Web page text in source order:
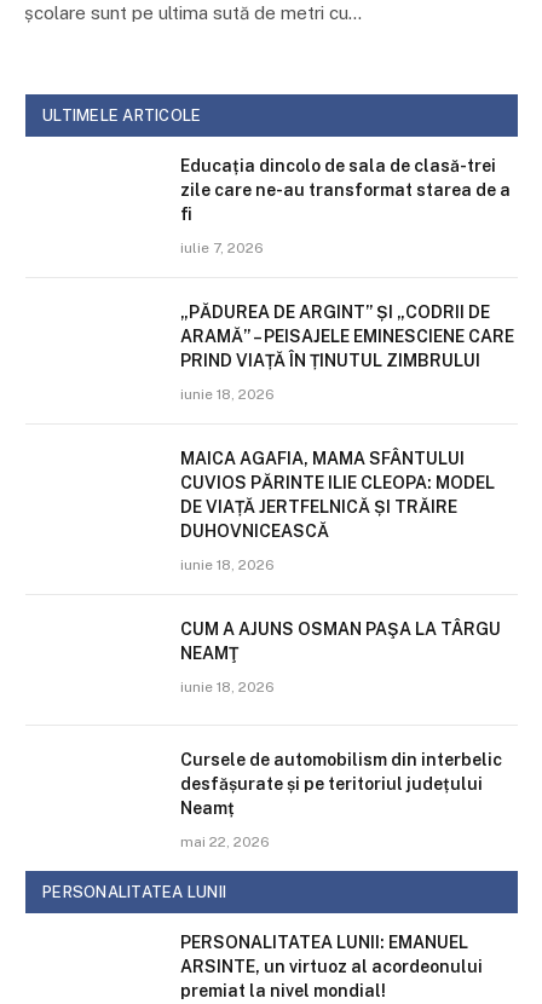
școlare sunt pe ultima sută de metri cu…
ULTIMELE ARTICOLE
Educația dincolo de sala de clasă-trei
zile care ne-au transformat starea de a
fi
iulie 7, 2026
„PĂDUREA DE ARGINT” ȘI „CODRII DE
ARAMĂ” – PEISAJELE EMINESCIENE CARE
PRIND VIAȚĂ ÎN ȚINUTUL ZIMBRULUI
iunie 18, 2026
MAICA AGAFIA, MAMA SFÂNTULUI
CUVIOS PĂRINTE ILIE CLEOPA: MODEL
DE VIAȚĂ JERTFELNICĂ ȘI TRĂIRE
DUHOVNICEASCĂ
iunie 18, 2026
CUM A AJUNS OSMAN PAŞA LA TÂRGU
NEAMŢ
iunie 18, 2026
Cursele de automobilism din interbelic
desfășurate și pe teritoriul județului
Neamț
mai 22, 2026
PERSONALITATEA LUNII
PERSONALITATEA LUNII: EMANUEL
ARSINTE, un virtuoz al acordeonului
premiat la nivel mondial!